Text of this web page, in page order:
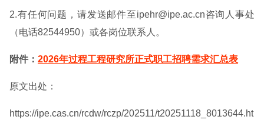
2.有任何问题，请发送邮件至ipehr@ipe.ac.cn咨询人事处
（电话82544950）或各岗位联系人。
附件： 2026年过程工程研究所正式职工招聘需求汇总表
原文出处：
https://ipe.cas.cn/rcdw/rczp/202511/t20251118_8013644.ht